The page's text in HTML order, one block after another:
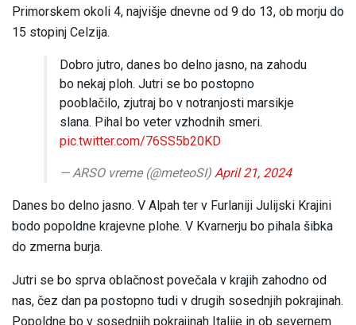
Primorskem okoli 4, najvišje dnevne od 9 do 13, ob morju do
15 stopinj Celzija.
Dobro jutro, danes bo delno jasno, na zahodu
bo nekaj ploh. Jutri se bo postopno
pooblačilo, zjutraj bo v notranjosti marsikje
slana. Pihal bo veter vzhodnih smeri.
pic.twitter.com/76SS5b20KD
— ARSO vreme (@meteoSI) April 21, 2024
Danes bo delno jasno. V Alpah ter v Furlaniji Julijski Krajini
bodo popoldne krajevne plohe. V Kvarnerju bo pihala šibka
do zmerna burja.
Jutri se bo sprva oblačnost povečala v krajih zahodno od
nas, čez dan pa postopno tudi v drugih sosednjih pokrajinah.
Popoldne bo v sosednjih pokrajinah Italije in ob severnem